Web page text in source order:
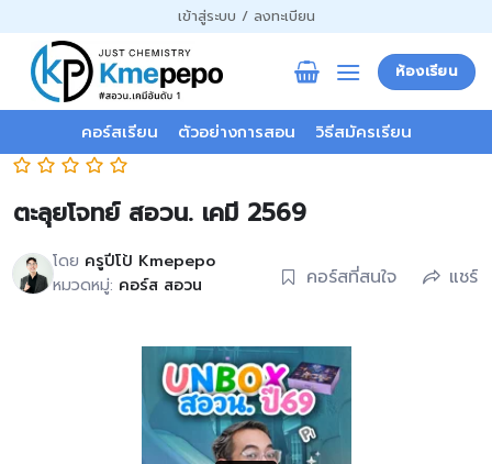
ไป
เนื้อหา
เข้าสู่ระบบ / ลงทะเบียน
ห้องเรียน
คอร์สเรียน ตัวอย่างการสอน วิธีสมัครเรียน
ตะลุยโจทย์ สอวน. เคมี 2569
โดย ครูปีโป้ Kmepepo
หมวดหมู่: คอร์ส สอวน คอร์สที่สนใจ แชร์